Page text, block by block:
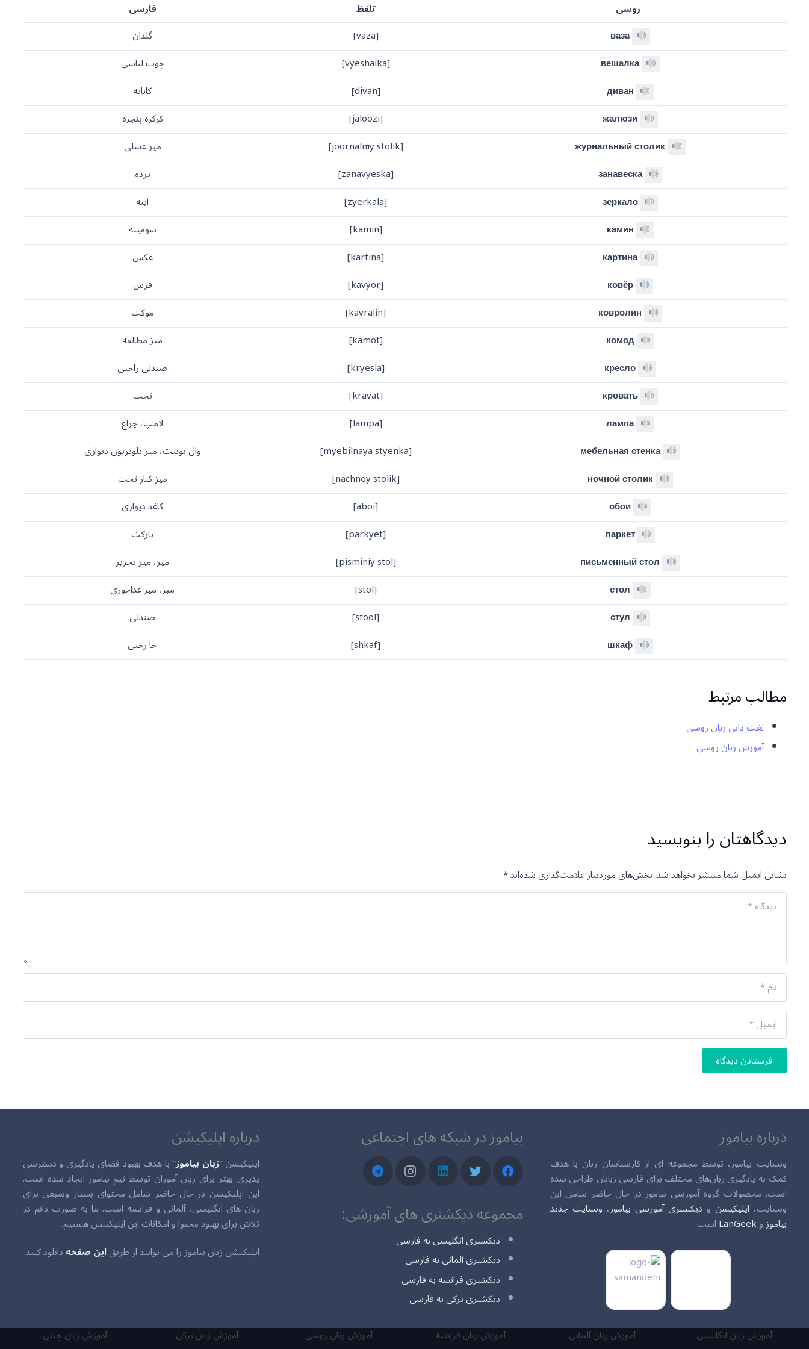
روسی تلفظ
فارسی
ваза
[vaza]
گلدان
вешалка
[vyeshalka]
چوب لباسی
диван
[divan]
کاناپه
жалюзи
[jaloozi]
کرکره پنجره
журнальный столик
[joornaln
iy stolik]
میز عسلی
занавеска
[zanavyeska]
پرده
зеркало
[zyerkala]
آینه
камин
[kamin]
شومینه
картина
[kartina]
عکس
ковёр
[kavyor]
فرش
ковролин
[kavralin]
موکت
комод
[kamot]
میز مطالعه
кресло
[kryesla]
صندلی راحتی
кровать
[kravat]
تخت
лампа
[lampa]
لامپ، چراغ
мебельная стенка
[myebilnaya styenka]
وال یونیت، میز تلویزیون دیواری
ночной столик
[nachnoy stolik]
میز کنار تحت
обои
[aboi]
کاغذ دیواری
паркет
[parkyet]
پارکت
письменный стол
[pismin
iy stol]
میز، میز تحریر
стол
[stol]
میز، میز غذاخوری
стул
[stool]
صندلی
шкаф
[shkaf] جا رختی
مطالب مرتبط
لغت دانی زبان روسی
آموزش زبان روسی
دیدگاهتان را بنویسید
نشانی ایمیل شما منتشر نخواهد شد.بخش‌های موردنیاز علامت‌گذاری شده‌اند*
فرستادن دیدگاه
درباره بیاموز
وبسایت بیاموز، توسط مجموعه ای از کارشناسان زبان با هدف
کمک به یادگیری زبان‌های مختلف برای فارسی زبانان طراحی شده
است. محصولات گروه آموزشی بیاموز در حال حاضر شامل این
وبسایت، اپلیکیشن و دیکشنری آموزشی بیاموز، وبسایت جدید
بیاموزوLanGeekاست.
بیاموز در شبکه های اجتماعی
مجموعه دیکشنری های آموزشی:
دیکشنری انگلیسی به فارسی
دیکشنری آلمانی به فارسی
دیکشنری فرانسه به فارسی
دیکشنری ترکی به فارسی
درباره اپلیکیشن
اپلیکیشن “زبان بیاموز” با هدف بهبود فضای یادگیری و دسترسی
پذیری بهتر برای زبان آموزان توسط تیم بیاموز ایجاد شده است.
این اپلیکیشن در حال حاضر شامل محتوای بسیار وسیعی برای
زبان های انگلیسی، آلمانی و فرانسه است. ما به صورت دائم در
تلاش برای بهبود محتوا و امکانات این اپلیکیشن هستیم.
اپلیکیشن زبان بیاموز را می توانید از طریقاین صفحهدانلود کنید.
آموزش زبان انگلیسی آموزش زبان آلمانی آموزش زبان فرانسه آموزش زبان روسی آموزش زبان ترکی آموزش زبان چینی